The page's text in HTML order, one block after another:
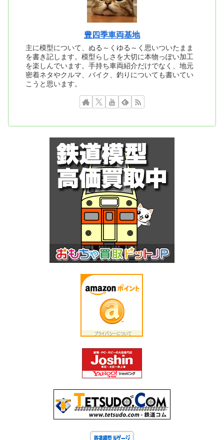
豊四季車両基地
主に模型について、ぬる～くゆる～く思いついたまま
を書き記します。模型らしさを大切に本物っぽい加工
を楽しんでいます。手持ち車両紹介だけでなく、地元
密着ネタやクルマ、バイク、釣りについても書いてい
こうと思います。